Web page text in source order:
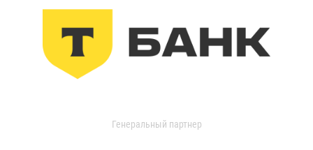
Генеральный партнер